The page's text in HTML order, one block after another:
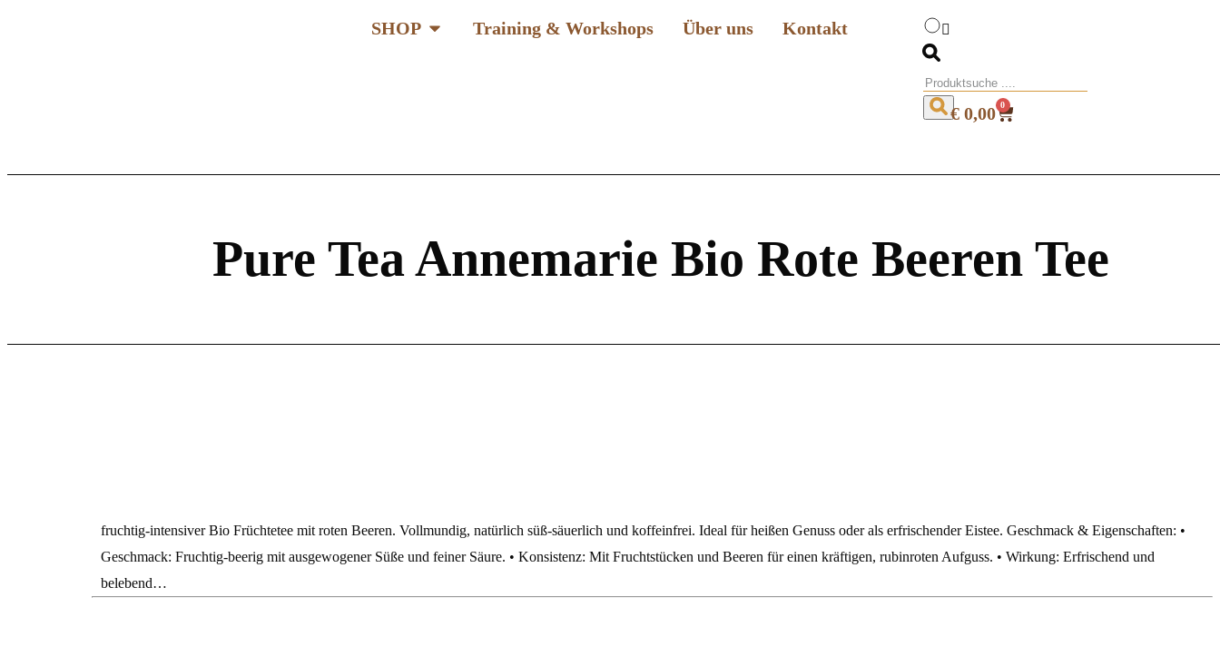
SHOP Training & Workshops Über uns Kontakt
€0,00 0
Pure Tea Annemarie Bio Rote Beeren Tee
fruchtig-intensiver Bio Früchtetee mit roten Beeren. Vollmundig, natürlich süß-säuerlich und koffeinfrei. Ideal für heißen Genuss oder als erfrischender Eistee. Geschmack & Eigenschaften: •
Geschmack: Fruchtig-beerig mit ausgewogener Süße und feiner Säure. • Konsistenz: Mit Fruchtstücken und Beeren für einen kräftigen, rubinroten Aufguss. • Wirkung: Erfrischend und
belebend…